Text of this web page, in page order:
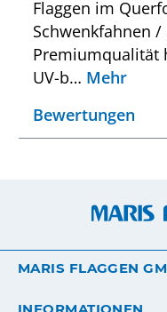
Flaggen im
Schwenkfahnen /
Premiumqualität
UV-b… Mehr
Bewertungen
MARIS FLAGGEN